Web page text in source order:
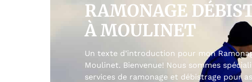
RAMONAGE
À MOULINET
Un texte d’introduction pour mon
Moulinet. Bienvenue! Nous sommes
services de ramonage et débistrage pour